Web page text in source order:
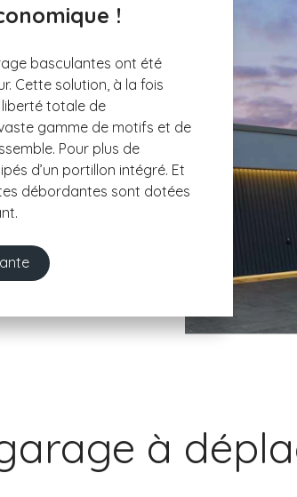
!
basculantes ont été
Cette solution, à la fois
totale de
gamme de motifs et de
Pour plus de
d’un portillon intégré. Et
débordantes sont dotées
à